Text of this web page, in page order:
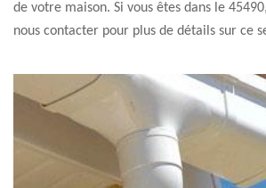
de votre maison. Si vous êtes dans le
nous contacter pour plus de détails sur ce